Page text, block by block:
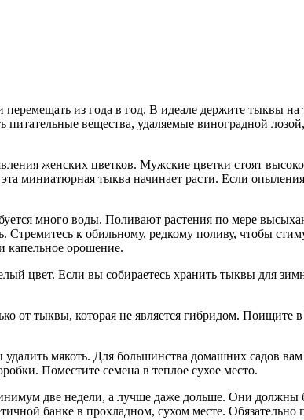
из года в год. В идеале держите тыквы на
вещества, удаляемые виноградной
женских цветков. Мужские цветки стоят высоко
миниатюрная тыква начинает расти. Если
много воды. Поливают растения по мере
к обильному, редкому поливу, чтобы
капельное орошение.
цвет. Если вы собираетесь хранить тыквы для
от тыквы, которая не является гибридом. Поищите
мякоть. Для большинства домашних садов
Поместите семена в теплое сухое место.
две недели, а лучше даже дольше. Они
банке в прохладном, сухом месте. Обязательно